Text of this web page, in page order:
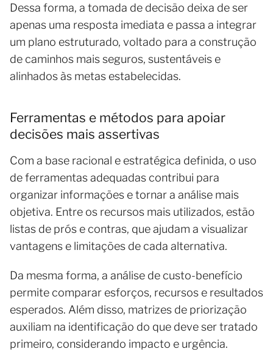
Dessa forma, a tomada de decisão deixa de ser
apenas uma resposta imediata e passa a integrar
um plano estruturado, voltado para a construção
de caminhos mais seguros, sustentáveis e
alinhados às metas estabelecidas.
Ferramentas e métodos para apoiar
decisões mais assertivas
Com a base racional e estratégica definida, o uso
de ferramentas adequadas contribui para
organizar informações e tornar a análise mais
objetiva. Entre os recursos mais utilizados, estão
listas de prós e contras, que ajudam a visualizar
vantagens e limitações de cada alternativa.
Da mesma forma, a análise de custo-benefício
permite comparar esforços, recursos e resultados
esperados. Além disso, matrizes de priorização
auxiliam na identificação do que deve ser tratado
primeiro, considerando impacto e urgência.